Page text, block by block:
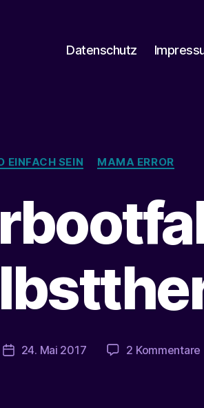
Datenschutz
Kategorien
EINFACH SEIN MAMA ERROR
Veröffentlichungsdatum
24. Mai 2017 2 Kommentare